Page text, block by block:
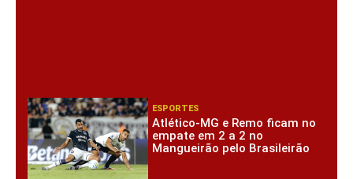
ESPORTES
Atlético-MG e Remo ficam no
empate em 2 a 2 no
Mangueirão pelo Brasileirão